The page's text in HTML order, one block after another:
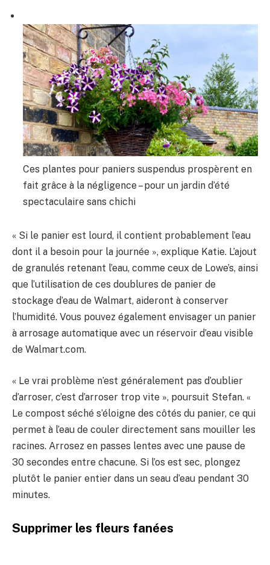
Ces plantes pour paniers suspendus prospèrent en
fait grâce à la négligence – pour un jardin d’été
spectaculaire sans chichi
« Si le panier est lourd, il contient probablement l’eau
dont il a besoin pour la journée », explique Katie. L’ajout
de granulés retenant l’eau, comme ceux de Lowe’s, ainsi
que l’utilisation de ces doublures de panier de
stockage d’eau de Walmart, aideront à conserver
l’humidité. Vous pouvez également envisager un panier
à arrosage automatique avec un réservoir d’eau visible
de Walmart.com.
« Le vrai problème n’est généralement pas d’oublier
d’arroser, c’est d’arroser trop vite », poursuit Stefan. «
Le compost séché s’éloigne des côtés du panier, ce qui
permet à l’eau de couler directement sans mouiller les
racines. Arrosez en passes lentes avec une pause de
30 secondes entre chacune. Si l’os est sec, plongez
plutôt le panier entier dans un seau d’eau pendant 30
minutes.
Supprimer les fleurs fanées